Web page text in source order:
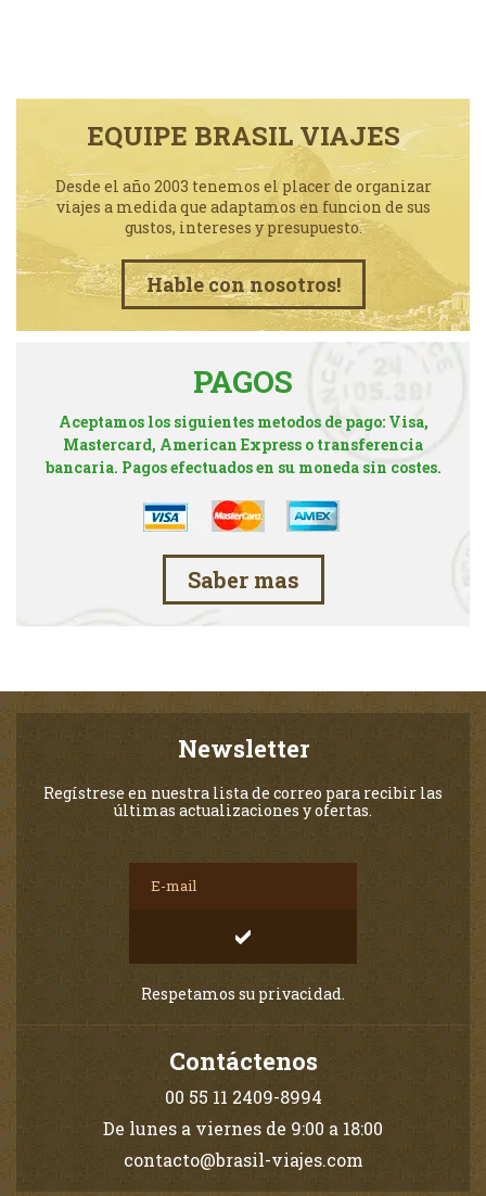
EQUIPE BRASIL VIAJES
Desde el año 2003 tenemos el placer de organizar
viajes a medida que adaptamos en funcion de sus
gustos, intereses y presupuesto.
Hable con nosotros!
PAGOS
Aceptamos los siguientes metodos de pago: Visa,
Mastercard, American Express o transferencia
bancaria. Pagos efectuados en su moneda sin costes.
Saber mas
Newsletter
Regístrese en nuestra lista de correo para recibir las
últimas actualizaciones y ofertas.
Respetamos su privacidad.
Contáctenos
00 55 11 2409-8994
De lunes a viernes de 9:00 a 18:00
contacto@brasil-viajes.com